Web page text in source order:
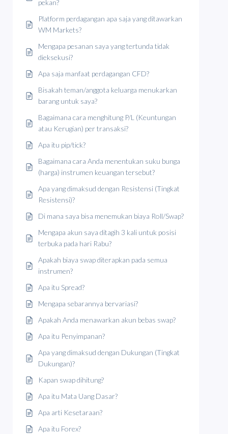
pekan?
Platform perdagangan apa saja yang ditawarkan
WM Markets?
Mengapa pesanan saya yang tertunda tidak
dieksekusi?
Apa saja manfaat perdagangan CFD?
Bisakah teman/anggota keluarga menukarkan
barang untuk saya?
Bagaimana cara menghitung P/L (Keuntungan
atau Kerugian) per transaksi?
Apa itu pip/tick?
Bagaimana cara Anda menentukan suku bunga
(harga) instrumen keuangan tersebut?
Apa yang dimaksud dengan Resistensi (Tingkat
Resistensi)?
Di mana saya bisa menemukan biaya Roll/Swap?
Mengapa akun saya ditagih 3 kali untuk posisi
terbuka pada hari Rabu?
Apakah biaya swap diterapkan pada semua
instrumen?
Apa itu Spread?
Mengapa sebarannya bervariasi?
Apakah Anda menawarkan akun bebas swap?
Apa itu Penyimpanan?
Apa yang dimaksud dengan Dukungan (Tingkat
Dukungan)?
Kapan swap dihitung?
Apa itu Mata Uang Dasar?
Apa arti Kesetaraan?
Apa itu Forex?